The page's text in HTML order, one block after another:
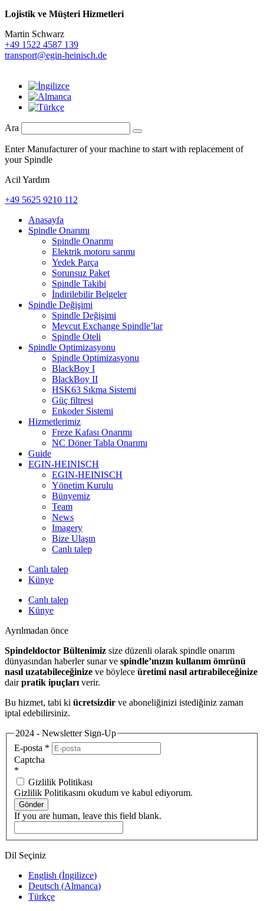
Lojistik ve Müşteri Hizmetleri
Martin Schwarz
+49 1522 4587 139
transport@egin-heinisch.de
Ara
Enter Manufacturer of your machine to start with replacement of
your Spindle
Acil Yardım
+49 5625 9210 112
Anasayfa
Spindle Onarımı
Spindle Onarımı
Elektrik motoru sarımı
Yedek Parça
Sorunsuz Paket
Spindle Takibi
İndirilebilir Belgeler
Spindle Değişimi
Spindle Değişimi
Mevcut Exchange Spindle’lar
Spindle Oteli
Spindle Optimizasyonu
Spindle Optimizasyonu
BlackBoy I
BlackBoy II
HSK63 Sıkma Sistemi
Güç filtresi
Enkoder Sistemi
Hizmetlerimiz
Freze Kafası Onarımı
NC Döner Tabla Onarımı
Guide
EGIN-HEINISCH
EGIN-HEINISCH
Yönetim Kurulu
Bünyemiz
Team
News
Imagery
Bize Ulaşın
Canlı talep
Canlı talep
Künye
Canlı talep
Künye
Ayrılmadan önce
Spindeldoctor Bültenimiz size düzenli olarak spindle onarım
dünyasından haberler sunar ve spindle’ınızın kullanım ömrünü
nasıl uzatabileceğinize ve böylece üretimi nasıl artırabileceğinize
dairpratik ipuçları verir.
Bu hizmet, tabi ki ücretsizdir ve aboneliğinizi istediğiniz zaman
iptal edebilirsiniz.
2024 - Newsletter Sign-Up
E-posta *
Captcha
*
Gizlilik Politikası
Gizlilik Politikasını okudum ve kabul ediyorum.
Gönder
If you are human, leave this field blank.
Dil Seçiniz
English (İngilizce)
Deutsch (Almanca)
Türkçe